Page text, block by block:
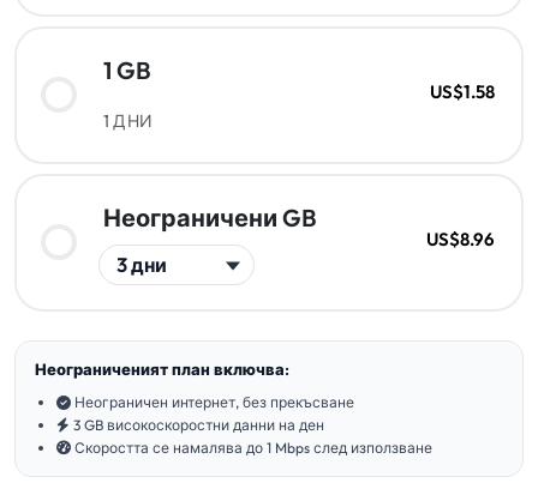
1 GB
1 ДНИ
US$1.58
Неограничени GB
US$8.96
Неограниченият план включва:
Неограничен интернет, без прекъсване
3 GB високоскоростни данни на ден
Скоростта се намалява до 1 Mbps след използване